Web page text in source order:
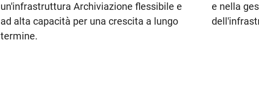
un'infrastruttura Archiviazione flessibile e
ad alta capacità per una crescita a lungo
termine.
e nella